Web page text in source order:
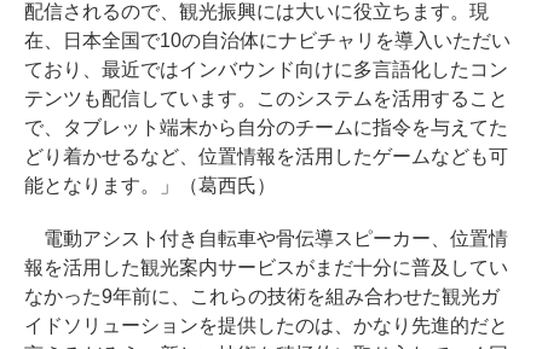
配信されるので、観光振興には大いに役立ちます。現
在、日本全国で10の自治体にナビチャリを導入いただい
ており、最近ではインバウンド向けに多言語化したコン
テンツも配信しています。このシステムを活用すること
で、タブレット端末から自分のチームに指令を与えてた
どり着かせるなど、位置情報を活用したゲームなども可
能となります。」（葛西氏）
電動アシスト付き自転車や骨伝導スピーカー、位置情
報を活用した観光案内サービスがまだ十分に普及してい
なかった9年前に、これらの技術を組み合わせた観光ガ
イドソリューションを提供したのは、かなり先進的だと